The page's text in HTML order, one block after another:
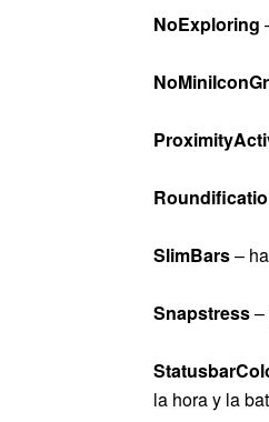
NoExploring
SlimBars–
Snapstress–
la hora y la